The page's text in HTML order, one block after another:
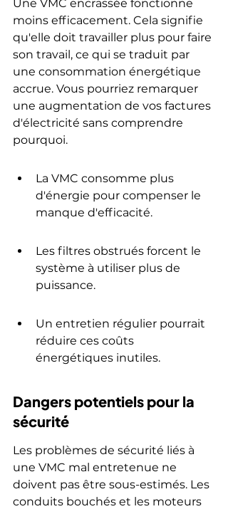
Une VMC encrassée fonctionne
moins efficacement. Cela signifie
qu'elle doit travailler plus pour faire
son travail, ce qui se traduit par
une consommation énergétique
accrue. Vous pourriez remarquer
une augmentation de vos factures
d'électricité sans comprendre
pourquoi.
La VMC consomme plus
d'énergie pour compenser le
manque d'efficacité.
Les filtres obstrués forcent le
système à utiliser plus de
puissance.
Un entretien régulier pourrait
réduire ces coûts
énergétiques inutiles.
Dangers potentiels pour la
sécurité
Les problèmes de sécurité liés à
une VMC mal entretenue ne
doivent pas être sous-estimés. Les
conduits bouchés et les moteurs